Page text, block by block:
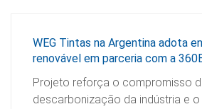
WEG Tintas na Argentina adota
renovável em parceria com a
Projeto reforça o compromisso
descarbonização da indústria e